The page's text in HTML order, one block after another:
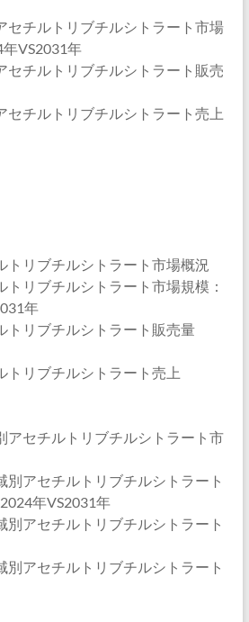
セチルトリブチルシトラート市場
VS2031年
セチルトリブチルシトラート販売
セチルトリブチルシトラート売上
トリブチルシトラート市場概況
トリブチルシトラート市場規模：
年
トリブチルシトラート販売量
トリブチルシトラート売上
アセチルトリブチルシトラート市
別アセチルトリブチルシトラート
年VS2031年
別アセチルトリブチルシトラート
別アセチルトリブチルシトラート